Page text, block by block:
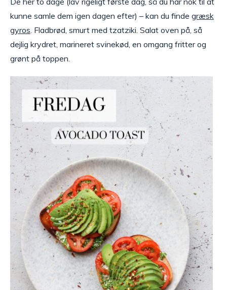
kunne samle dem igen dagen efter) – kan du finde græsk
gyros. Fladbrød, smurt med tzatziki. Salat oven på, så
dejlig krydret, marineret svinekød, en omgang fritter og
grønt på toppen.